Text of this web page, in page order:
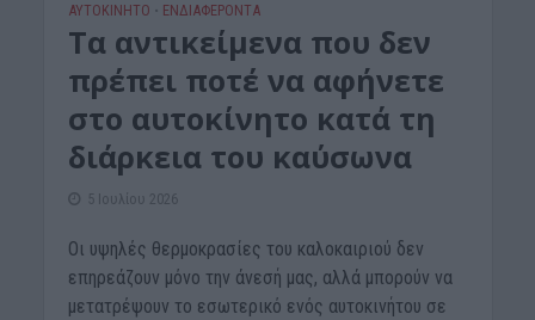
ΑΥΤΟΚΙΝΗΤΟ • ΕΝΔΙΑΦΕΡΟΝΤΑ
Τα αντικείμενα που δεν
πρέπει ποτέ να αφήνετε
στο αυτοκίνητο κατά τη
διάρκεια του καύσωνα
5 Ιουλίου 2026
Οι υψηλές θερμοκρασίες του καλοκαιριού δεν
επηρεάζουν μόνο την άνεσή μας, αλλά μπορούν να
μετατρέψουν το εσωτερικό ενός αυτοκινήτου σε